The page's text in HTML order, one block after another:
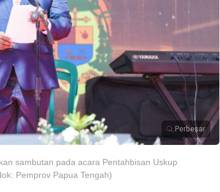
Perbesar
sambutan pada acara Pentahbisan Uskup
Pemprov Papua Tengah)